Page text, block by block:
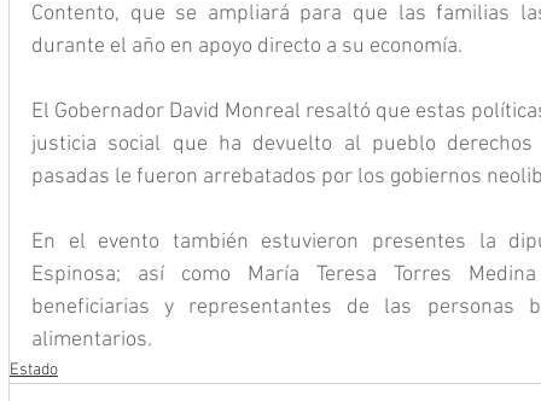
Contento, que se ampliará para que las familias
durante el año en apoyo directo a su economía.
El Gobernador David Monreal resaltó que estas
justicia social que ha devuelto al pueblo
pasadas le fueron arrebatados por los gobiernos
En el evento también estuvieron presentes la
Espinosa; así como María Teresa Torres
beneficiarias y representantes de las personas
alimentarios.
Estado